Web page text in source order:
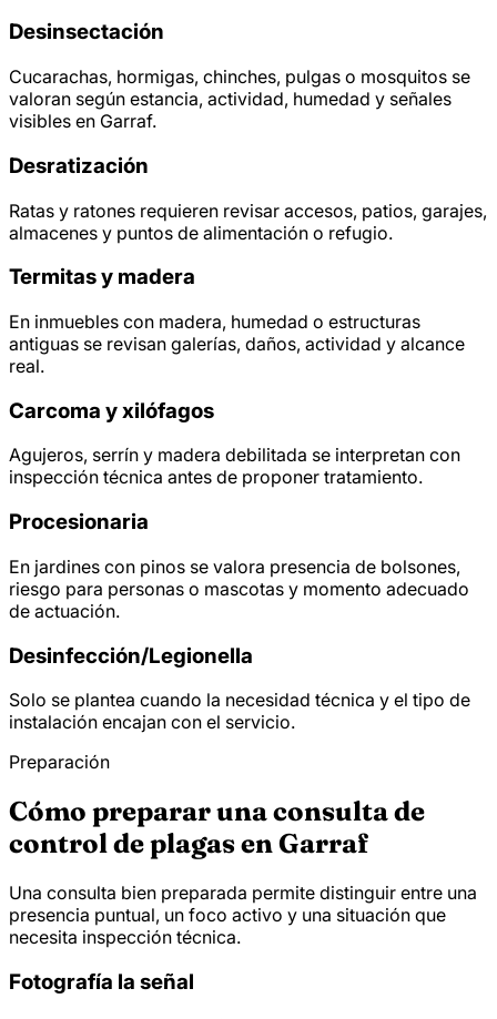
Desinsectación
Cucarachas, hormigas, chinches, pulgas o mosquitos se
valoran según estancia, actividad, humedad y señales
visibles en Garraf.
Desratización
Ratas y ratones requieren revisar accesos, patios, garajes,
almacenes y puntos de alimentación o refugio.
Termitas y madera
En inmuebles con madera, humedad o estructuras
antiguas se revisan galerías, daños, actividad y alcance
real.
Carcoma y xilófagos
Agujeros, serrín y madera debilitada se interpretan con
inspección técnica antes de proponer tratamiento.
Procesionaria
En jardines con pinos se valora presencia de bolsones,
riesgo para personas o mascotas y momento adecuado
de actuación.
Desinfección/Legionella
Solo se plantea cuando la necesidad técnica y el tipo de
instalación encajan con el servicio.
Preparación
Cómo preparar una consulta de
control de plagas en Garraf
Una consulta bien preparada permite distinguir entre una
presencia puntual, un foco activo y una situación que
necesita inspección técnica.
Fotografía la señal